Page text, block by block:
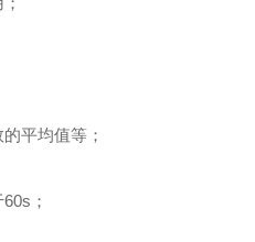
平均值等；
；